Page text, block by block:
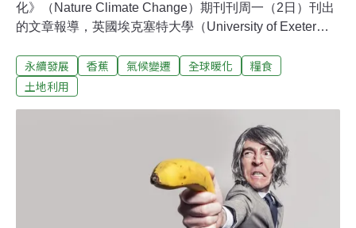
化》（Nature Climate Change）期刊刊周一（2日）刊出
的文章報導，英國埃克塞特大學（University of Exeter）
於全球暖化，氣溫和雨量的改變對農作物生長產生重大影
響，依照目前的發展速度，估計到2050年時，脆弱的香蕉
由於全球暖化，從1961年以來的香蕉產量並沒有增加。而
且溫度持續上升，可能讓情況越來越嚴重。到2050年，香
蕉或許將完全消失。目前香蕉面臨的最嚴重威脅是「黃葉
病」（又稱「巴拿馬病」）。它是由尖孢鐮刀菌古巴專化
型（Fusarium oxysporum f.sp. cubense）引起、出現在香
永續發展 香蕉 氣候變遷 全球暖化
糧食
土地利用